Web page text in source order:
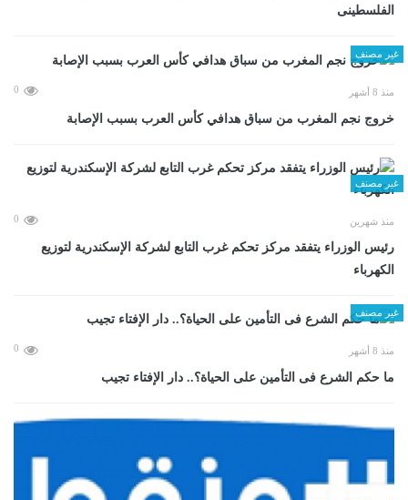
الفلسطينى
غير مصنف
منذ 8 أشهر 0
خروج نجم المغرب من سباق هدافي كأس العرب بسبب الإصابة
غير مصنف
منذ شهرين 0
رئيس الوزراء يتفقد مركز تحكم غرب التابع لشركة الإسكندرية لتوزيع
الكهرباء
غير مصنف
منذ 8 أشهر 0
ما حكم الشرع فى التأمين على الحياة؟.. دار الإفتاء تجيب